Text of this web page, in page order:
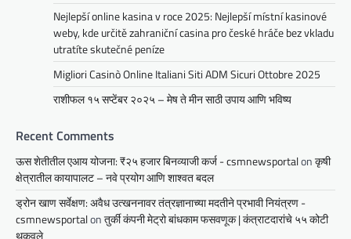
Nejlepší online kasina v roce 2025: Nejlepší místní kasinové
weby, kde určitě zahraniční casina pro české hráče bez vkladu
utratíte skutečné peníze
Migliori Casinò Online Italiani Siti ADM Sicuri Ottobre 2025
राशीफल १५ सप्टेंबर २०२५ – मेष ते मीन साठी उपाय आणि भविष्य
Recent Comments
ऊस शेतीतील एआय योजना: ₹२५ हजार बिनव्याजी कर्ज - csmnewsportalonकृषी
क्षेत्रातील कायापालट – नवे प्रयोग आणि शाश्वत बदल
ड्रोन खाण सर्वेक्षण: अवैध उत्खननावर तंत्रज्ञानाच्या मदतीने प्रभावी नियंत्रण -
csmnewsportalonतुर्की कंपनी मेट्रो बांधकाम फसवणूक | कंत्राटदारांचे ५५ कोटी
थकवले